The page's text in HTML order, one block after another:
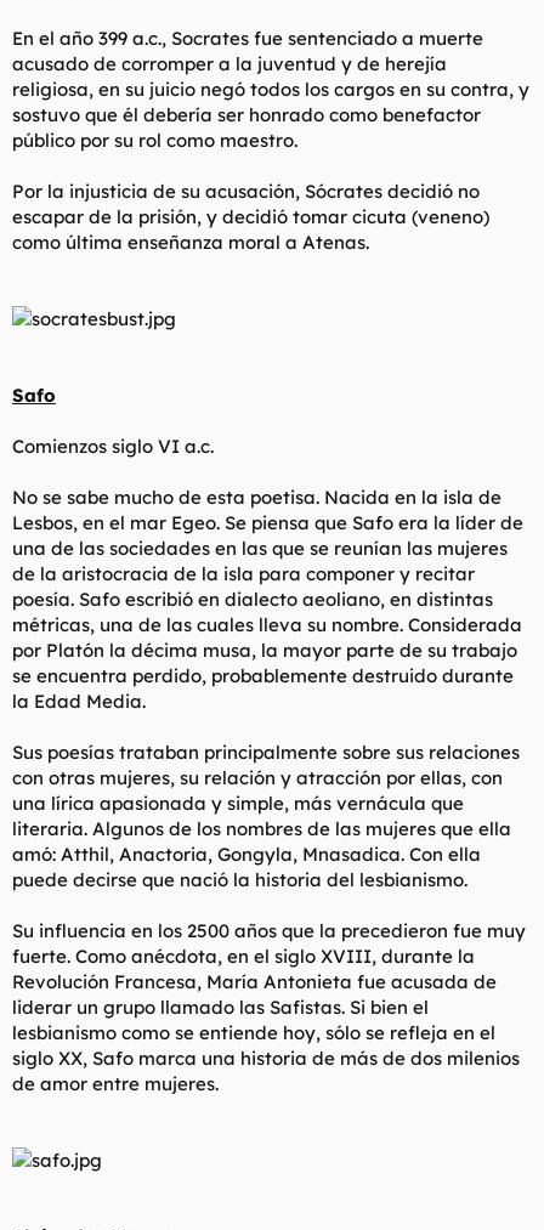
En el año 399 a.c., Socrates fue sentenciado a muerte
acusado de corromper a la juventud y de herejía
religiosa, en su juicio negó todos los cargos en su contra, y
sostuvo que él debería ser honrado como benefactor
público por su rol como maestro.
Por la injusticia de su acusación, Sócrates decidió no
escapar de la prisión, y decidió tomar cicuta (veneno)
como última enseñanza moral a Atenas.
Safo
Comienzos siglo VI a.c.
No se sabe mucho de esta poetisa. Nacida en la isla de
Lesbos, en el mar Egeo. Se piensa que Safo era la líder de
una de las sociedades en las que se reunían las mujeres
de la aristocracia de la isla para componer y recitar
poesía. Safo escribió en dialecto aeoliano, en distintas
métricas, una de las cuales lleva su nombre. Considerada
por Platón la décima musa, la mayor parte de su trabajo
se encuentra perdido, probablemente destruido durante
la Edad Media.
Sus poesías trataban principalmente sobre sus relaciones
con otras mujeres, su relación y atracción por ellas, con
una lírica apasionada y simple, más vernácula que
literaria. Algunos de los nombres de las mujeres que ella
amó: Atthil, Anactoria, Gongyla, Mnasadica. Con ella
puede decirse que nació la historia del lesbianismo.
Su influencia en los 2500 años que la precedieron fue muy
fuerte. Como anécdota, en el siglo XVIII, durante la
Revolución Francesa, María Antonieta fue acusada de
liderar un grupo llamado las Safistas. Si bien el
lesbianismo como se entiende hoy, sólo se refleja en el
siglo XX, Safo marca una historia de más de dos milenios
de amor entre mujeres.